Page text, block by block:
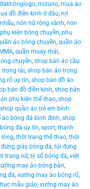
, mizuno, mua áo
đồ điền kinh ở đâu, nịt
, nón nữ rộng vành, nón
phụ kiện bóng chuyền, phụ
áo bóng chuyền, quần áo
, quần muay thái,
chuyền, shop bán áo cầu
trọng tài, shop bán áo trọng
rổ uy tín, shop bán đồ áo
bán đồ điền kinh, shop bán
phụ kiện thể thao, shop
shop quần áo trẻ em bình
áo bóng đá bình định, shop
đá uy tín, sport, thanh
lông, thời trang thể thao, thời
giày bóng đá, túi đựng
trang nữ, tỷ số bóng đá, việt
may áo bóng bàn,
đá, xưởng may áo bóng rổ,
mẫu giáo, xưởng may áo